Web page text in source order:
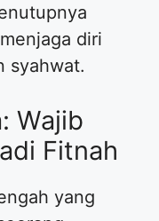
diri
syahwat.
Wajib
Fitnah
yang